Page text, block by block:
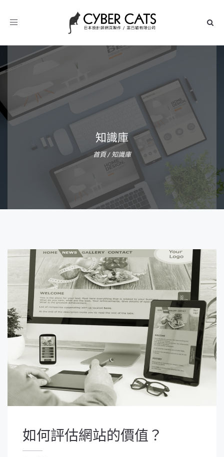
Toggle
知識庫
首頁/ 知識庫
如何評估網站的價值？